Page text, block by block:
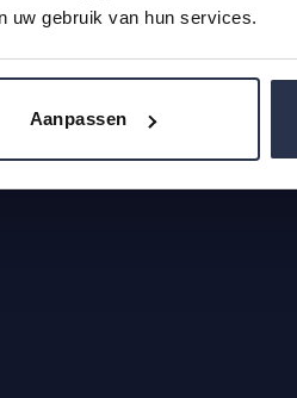
uw gebruik van hun services.
Aanpassen